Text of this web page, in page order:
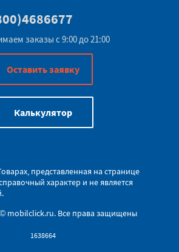
заказы с 9:00 до 21:00
Оставить заявку
Калькулятор
представленная на странице
характер и не является
mobilclick.ru. Все права защищены
1638664